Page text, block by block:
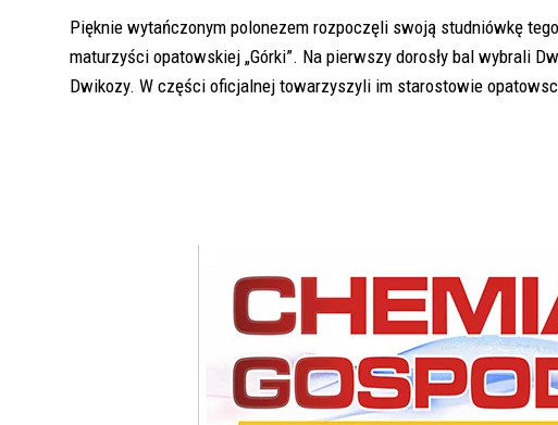
Pięknie wytańczonym polonezem rozpoczęli swoją studniówkę
maturzyści opatowskiej „Górki”. Na pierwszy dorosły bal wybrali
Dwikozy. W części oficjalnej towarzyszyli im starostowie